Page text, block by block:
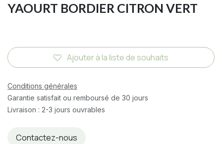
YAOURT BORDIER CITRON VERT
Ajouter à la liste de souhaits
Conditions générales
Garantie satisfait ou remboursé de 30 jours
Livraison : 2-3 jours ouvrables
Contactez-nous